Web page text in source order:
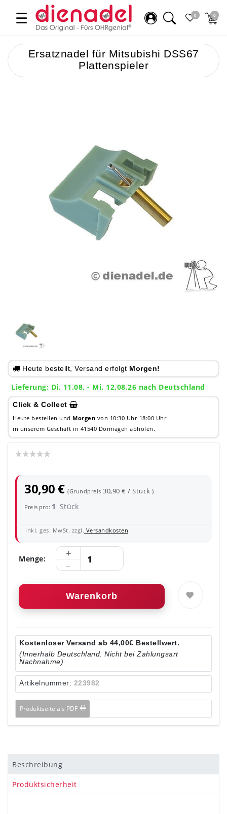
☰ 0 0
Ersatznadel für Mitsubishi DSS67
Plattenspieler
Heute bestellt, Versand erfolgt Morgen!
Lieferung: Di. 11.08. - Mi. 12.08.26 nach Deutschland
Click & Collect
Heute bestellen und Morgen von 10:30 Uhr-18:00 Uhr
in unserem Geschäft in 41540 Dormagen abholen.
30,90 €(Grundpreis30,90 € / Stück)
Preis pro: 1 Stück
inkl. ges. MwSt. zzgl. Versandkosten
Menge:
Warenkorb
Kostenloser Versand ab 44,00€ Bestellwert.
(Innerhalb Deutschland. Nicht bei Zahlungsart
Nachnahme)
Artikelnummer: 223982
Produktseite als PDF
Beschreibung
Produktsicherheit